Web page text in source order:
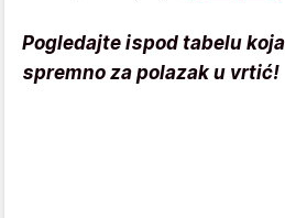
Pogledajte ispod tabelu
spremno za polazak u vrtić!